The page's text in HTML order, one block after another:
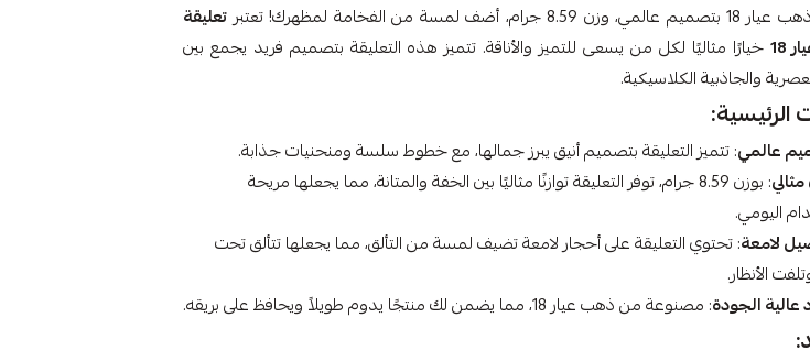
جرام، أضف لمسة من الفخامة لمظهرك! تعتبر
تعليقة
18
خيارًا مثاليًا لكل من يسعى للتميز والأناقة. تتميز هذه التعليقة بتصميم فريد يجمع بين
والجاذبية الكلاسيكية.
الرئيسية:
عالمي: تتميز التعليقة بتصميم أنيق يبرز جمالها، مع خطوط سلسة ومنحنيات جذابة.
: بوزن 8.59 جرام، توفر التعليقة توازنًا مثاليًا بين الخفة والمتانة، مما يجعلها مريحة
اليومي.
لامعة: تحتوي التعليقة على أحجار لامعة تضيف لمسة من التألق، مما يجعلها تتألق تحت
الأنظار.
عالية الجودة: مصنوعة من ذهب عيار 18، مما يضمن لك منتجًا يدوم طويلاً ويحافظ على بريقه.